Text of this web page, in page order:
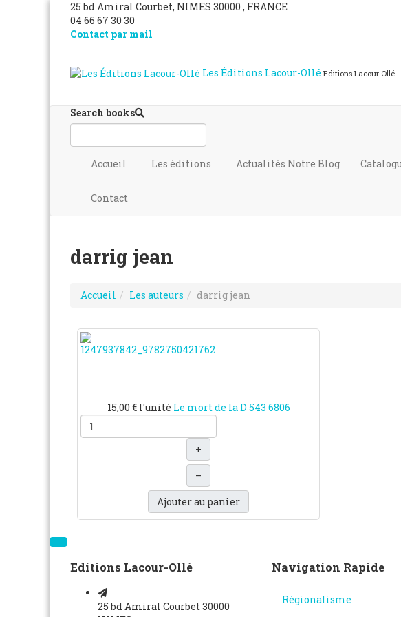
25 bd Amiral Courbet, NIMES 30000 , FRANCE
04 66 67 30 30
Contact par mail
Les Éditions Lacour-Ollé Editions Lacour Ollé
Search books
Accueil Les éditions Actualités Notre Blog
Contact
darrig jean
Accueil Les auteurs darrig jean
15,00 € l'unité Le mort de la D 543 6806
+
–
Ajouter au panier
Editions Lacour-Ollé
25 bd Amiral Courbet 30000
Navigation Rapide
Régionalisme